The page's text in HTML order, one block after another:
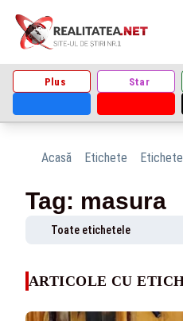
Plus Star
Acasă Etichete
Tag: masura
Toate etichetele
ARTICOLE CU